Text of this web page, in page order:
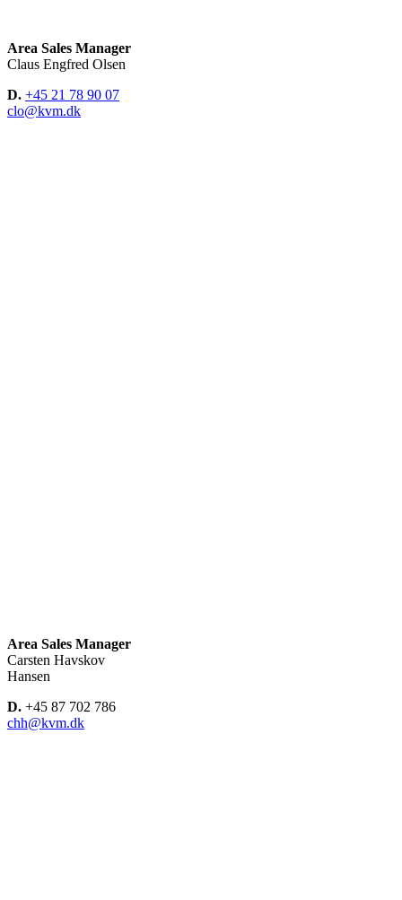
Area Sales Manager
Claus Engfred Olsen
D. +45 21 78 90 07
clo@kvm.dk
Area Sales Manager
Carsten Havskov
Hansen
D. +45 87 702 786
chh@kvm.dk